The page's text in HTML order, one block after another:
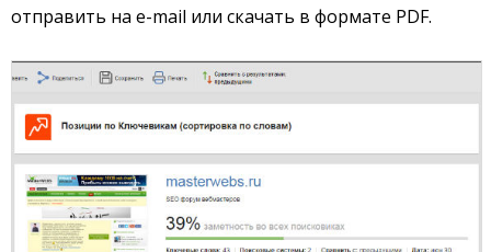
отправить на e-mail или скачать в формате PDF.